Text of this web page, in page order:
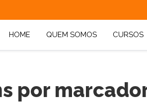
HOME QUEM SOMOS CURSOS
por